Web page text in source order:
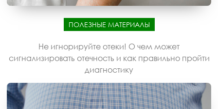
ПОЛЕЗНЫЕ МАТЕРИАЛЫ
Не игнорируйте отеки! О чем может
сигнализировать отечность и как правильно пройти
диагностику